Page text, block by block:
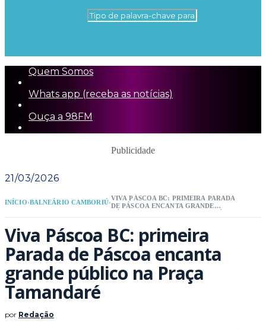
Quem Somos
Whats app (receba as notícias)
Ouça a 98FM
Publicidade
21/03/2026
INÍCIO›BALNEÁRIO CAMBORIÚ›
VIVA PÁSCOA BC: PRIMEIRA PARADA
DE PÁSCOA ENCANTA GRANDE
Viva Páscoa BC: primeira
Parada de Páscoa encanta
grande público na Praça
Tamandaré
por Redação